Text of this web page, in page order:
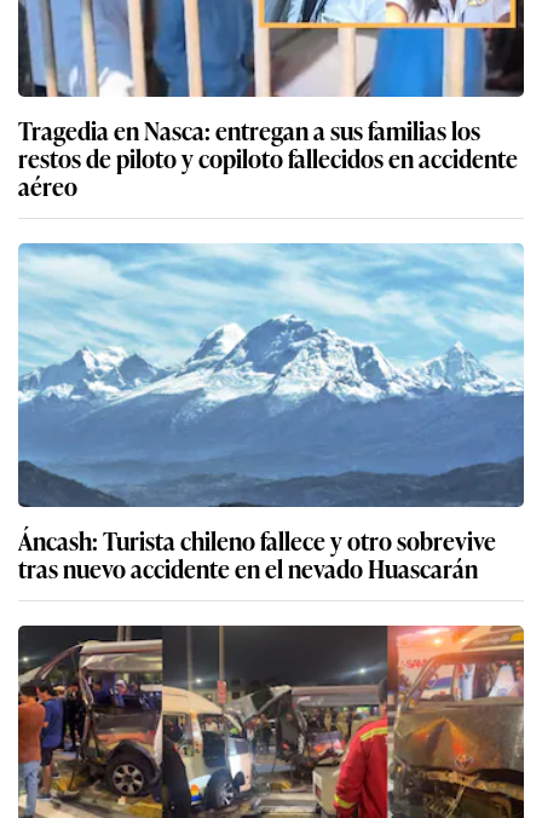
Tragedia en Nasca: entregan a sus familias los
restos de piloto y copiloto fallecidos en accidente
aéreo
Áncash: Turista chileno fallece y otro sobrevive
tras nuevo accidente en el nevado Huascarán